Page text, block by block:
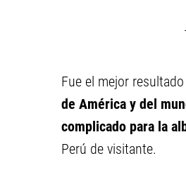
Fue el mejor
de América y del
complicado para la
Perú de visitante.